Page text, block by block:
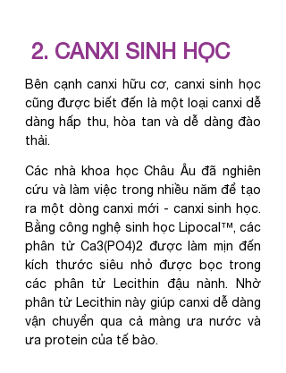
2. CANXI SINH HỌC
Bên cạnh canxi hữu cơ, canxi sinh học
cũng được biết đến là một loại canxi dễ
dàng hấp thu, hòa tan và dễ dàng đào
thải.
Các nhà khoa học Châu Âu đã nghiên
cứu và làm việc trong nhiều năm để tạo
ra một dòng canxi mới - canxi sinh học.
Bằng công nghệ sinh học Lipocal™, các
phân tử Ca3(PO4)2 được làm mịn đến
kích thước siêu nhỏ được bọc trong
các phân tử Lecithin đậu nành. Nhờ
phân tử Lecithin này giúp canxi dễ dàng
vận chuyển qua cả màng ưa nước và
ưa protein của tế bào.